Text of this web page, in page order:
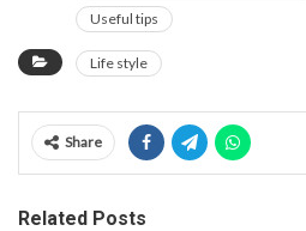
Useful tips
Life style
Share
Related Posts